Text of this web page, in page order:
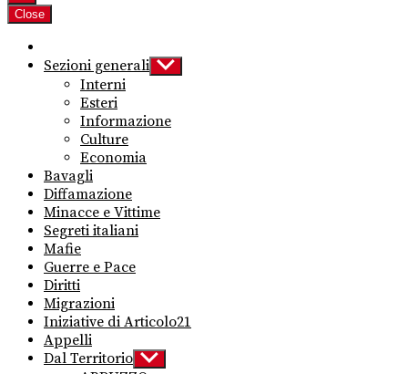
Close
Sezioni generali Show
sub
Interni
Esteri
Informazione
Culture
Economia
Bavagli
Diffamazione
Minacce e Vittime
Segreti italiani
Mafie
Guerre e Pace
Diritti
Migrazioni
Iniziative di Articolo21
Appelli
Dal Territorio Show